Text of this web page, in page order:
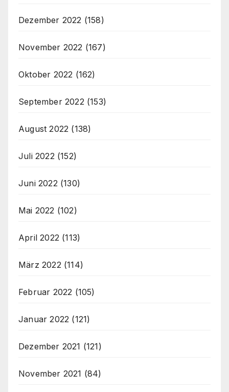
Dezember 2022 (158)
November 2022 (167)
Oktober 2022 (162)
September 2022 (153)
August 2022 (138)
Juli 2022 (152)
Juni 2022 (130)
Mai 2022 (102)
April 2022 (113)
März 2022 (114)
Februar 2022 (105)
Januar 2022 (121)
Dezember 2021 (121)
November 2021 (84)